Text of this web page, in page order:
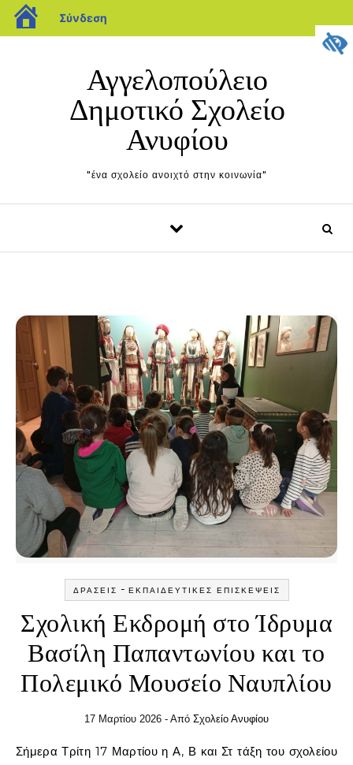
blogs.sch.gr
Σύνδεση
Αγγελοπούλειο
Δημοτικό Σχολείο
Ανυφίου
"ένα σχολείο ανοιχτό στην κοινωνία"
ΔΡΆΣΕΙΣ - ΕΚΠΑΙΔΕΥΤΙΚΈΣ ΕΠΙΣΚΈΨΕΙΣ
Σχολική Εκδρομή στο Ίδρυμα
Βασίλη Παπαντωνίου και το
Πολεμικό Μουσείο Ναυπλίου
17 Μαρτίου 2026 - Από Σχολείο Ανυφίου
Σήμερα Τρίτη 17 ΜαρτίουηΑ, Β καιΣττάξητου σχολείου